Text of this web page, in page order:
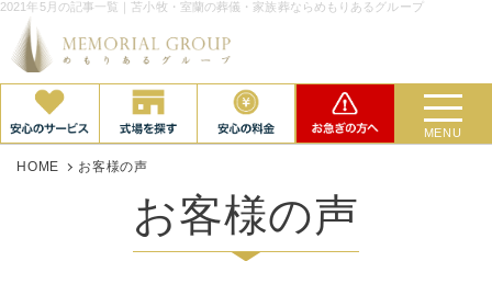
2021年5月の記事一覧｜苫小牧・室蘭の葬儀・家族葬ならめもりあるグループ
MENU
HOME お客様の声
お客様の声